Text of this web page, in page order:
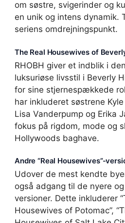
om søstre, svigerinder og
en unik og intens dynamik.
seriens omdrejningspunkt.
The Real Housewives of
RHOBH giver et indblik i
luksuriøse livsstil i Beverly
for sine stjernespækkede
har inkluderet søstrene
Lisa Vanderpump og Erika
fokus på rigdom, mode og
Hollywoods baghave.
Andre “Real Housewives”-
Udover de mest kendte
også adgang til de nyere
versioner. Dette inkluderer
Housewives of Potomac”,